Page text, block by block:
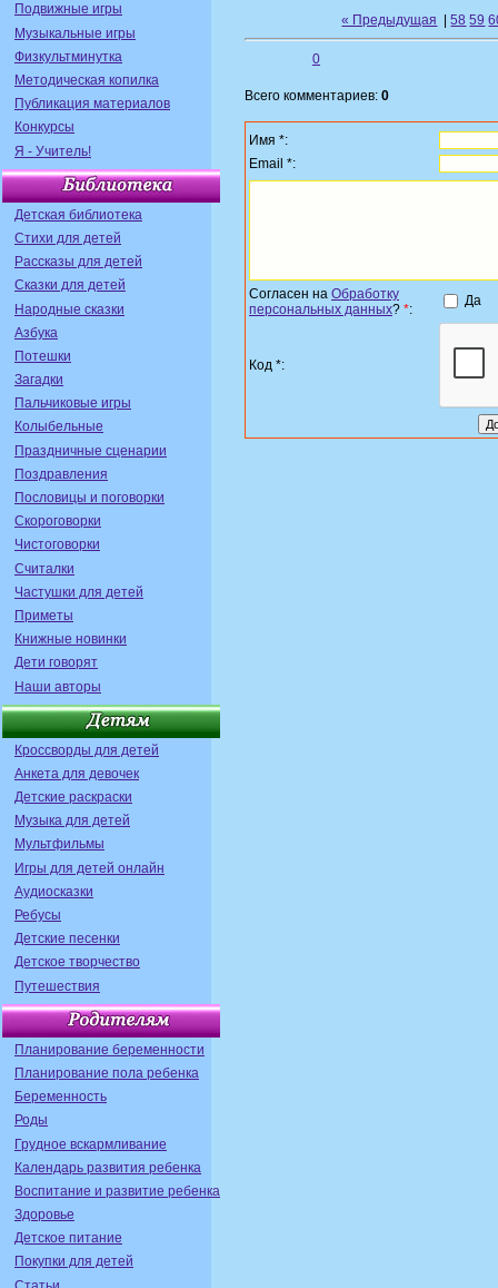
Подвижные игры
Музыкальные игры
Физкультминутка
Методическая копилка
Публикация материалов
Конкурсы
Я - Учитель!
Детская библиотека
Стихи для детей
Рассказы для детей
Сказки для детей
Народные сказки
Азбука
Потешки
Загадки
Пальчиковые игры
Колыбельные
Праздничные сценарии
Поздравления
Пословицы и поговорки
Скороговорки
Чистоговорки
Считалки
Частушки для детей
Приметы
Книжные новинки
Дети говорят
Наши авторы
Кроссворды для детей
Анкета для девочек
Детские раскраски
Музыка для детей
Мультфильмы
Игры для детей онлайн
Аудиосказки
Ребусы
Детские песенки
Детское творчество
Путешествия
Планирование беременности
Планирование пола ребенка
Беременность
Роды
Грудное вскармливание
Календарь развития ребенка
Воспитание и развитие ребенка
Здоровье
Детское питание
Покупки для детей
« Предыдущая |58 59
0
Всего комментариев: 0
Имя *:
Email *:
Согласен на Обработку
персональных данных? *:
Да
Код *: